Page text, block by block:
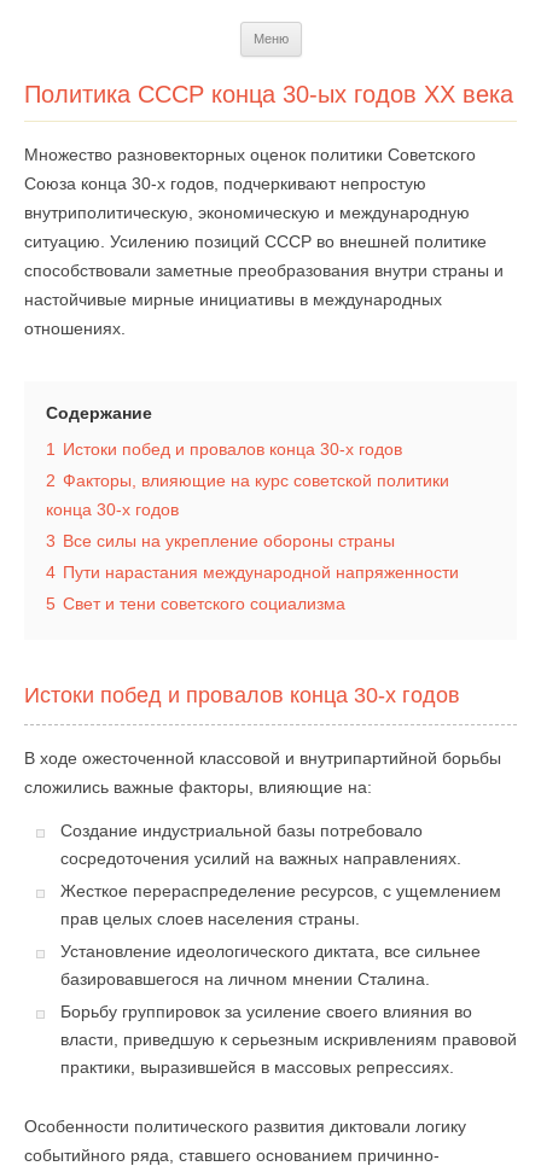
Меню
Политика СССР конца 30-ых годов ХХ века
Множество разновекторных оценок политики Советского
Союза конца 30-х годов, подчеркивают непростую
внутриполитическую, экономическую и международную
ситуацию. Усилению позиций СССР во внешней политике
способствовали заметные преобразования внутри страны и
настойчивые мирные инициативы в международных
отношениях.
Содержание
1
Истоки побед и провалов конца 30-х годов
2 Факторы, влияющие на курс советской политики
конца 30-х годов
3 Все силы на укрепление обороны страны
4 Пути нарастания международной напряженности
5 Свет и тени советского социализма
Истоки побед и провалов конца 30-х годов
В ходе ожесточенной классовой и внутрипартийной борьбы
сложились важные факторы, влияющие на:
Создание индустриальной базы потребовало
сосредоточения усилий на важных направлениях.
Жесткое перераспределение ресурсов, с ущемлением
прав целых слоев населения страны.
Установление идеологического диктата, все сильнее
базировавшегося на личном мнении Сталина.
Борьбу группировок за усиление своего влияния во
власти, приведшую к серьезным искривлениям правовой
практики, выразившейся в массовых репрессиях.
Особенности политического развития диктовали логику
событийного ряда, ставшего основанием причинно-